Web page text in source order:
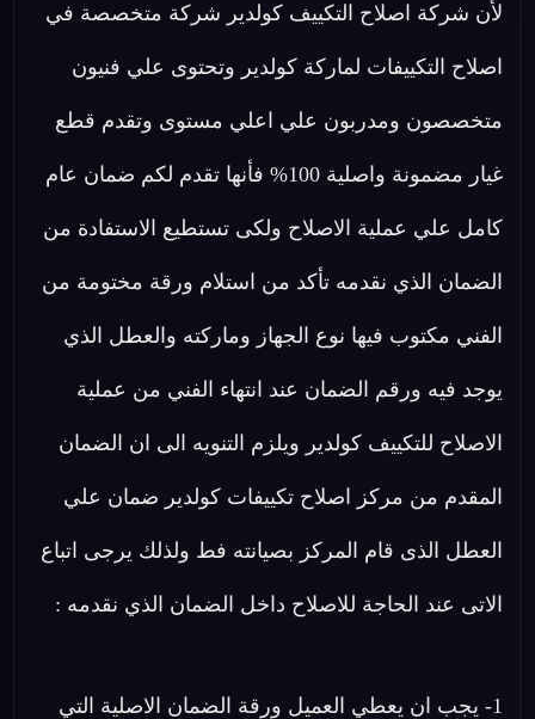
لأن شركة اصلاح التكييف كولدير شركة متخصصة في
اصلاح التكييفات لماركة كولدير وتحتوى علي فنيون
متخصصون ومدربون علي اعلي مستوى وتقدم قطع
غيار مضمونة واصلية 100% فأنها تقدم لكم ضمان عام
كامل علي عملية الاصلاح ولكى تستطيع الاستفادة من
الضمان الذي نقدمه تأكد من استلام ورقة مختومة من
الفني مكتوب فيها نوع الجهاز وماركته والعطل الذي
يوجد فيه ورقم الضمان عند انتهاء الفني من عملية
الاصلاح للتكييف كولدير ويلزم التنويه الى ان الضمان
المقدم من مركز اصلاح تكييفات كولدير ضمان علي
العطل الذى قام المركز بصيانته فط ولذلك يرجى اتباع
الاتى عند الحاجة للاصلاح داخل الضمان الذي نقدمه :
1- يجب ان يعطي العميل ورقة الضمان الاصلية التي